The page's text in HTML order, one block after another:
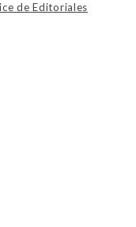
de Editoriales